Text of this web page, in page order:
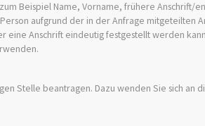
Beispiel Name, Vorname, frühere Anschrift/
aufgrund der in der Anfrage mitgeteilten
Anschrift eindeutig festgestellt werden
Stelle beantragen. Dazu wenden Sie sich an